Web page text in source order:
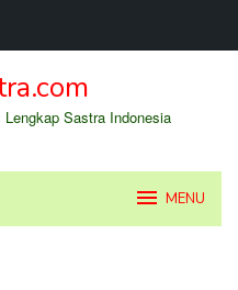
Sastra Indonesia
MENU